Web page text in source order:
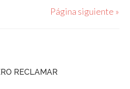
Página siguiente »
RECLAMAR